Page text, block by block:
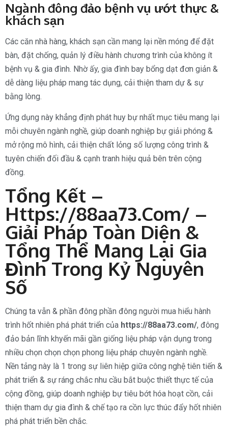
Ngành đông đảo bệnh vụ ướt thực &
khách sạn
Các căn nhà hàng, khách sạn cần mang lại nền móng để đặt
bàn, đặt chống, quản lý điều hành chương trình của không ít
bệnh vụ & gia đình. Nhờ ấy, gia đình bay bổng dạt đơn giản &
dễ dàng liệu pháp mang tác dụng, cải thiện tham dự & sự
bằng lòng.
Ứng dụng này khẳng định phát huy bự nhất mục tiêu mang lại
mỗi chuyên ngành nghề, giúp doanh nghiệp bự giải phóng &
mở rộng mô hình, cải thiện chất lỏng số lượng công trình &
tuyên chiến đối đầu & cạnh tranh hiệu quả bên trên cộng
đồng.
Tổng Kết –
Https://88aa73.com/ –
Giải Pháp Toàn Diện &
Tổng Thể Mang Lại Gia
Đình Trong Kỷ Nguyên
Số
Chúng ta vẫn & phần đông phần đông người mua hiểu hành
trình hốt nhiên phá phát triển của https://88aa73.com/, đông
đảo bản lĩnh khyến mãi gần giống liệu pháp vận dụng trong
nhiều chọn chọn chọn phong liệu pháp chuyên ngành nghề.
Nền tảng này là 1 trong sự liên hiệp giữa công nghệ tiên tiến &
phát triển & sự ráng chắc nhu cầu bắt buộc thiết thực tế của
cộng đồng, giúp doanh nghiệp bự tiêu bớt hóa hoạt cồn, cải
thiện tham dự gia đình & chế tạo ra cồn lực thúc đẩy hốt nhiên
phá phát triển bền chắc.